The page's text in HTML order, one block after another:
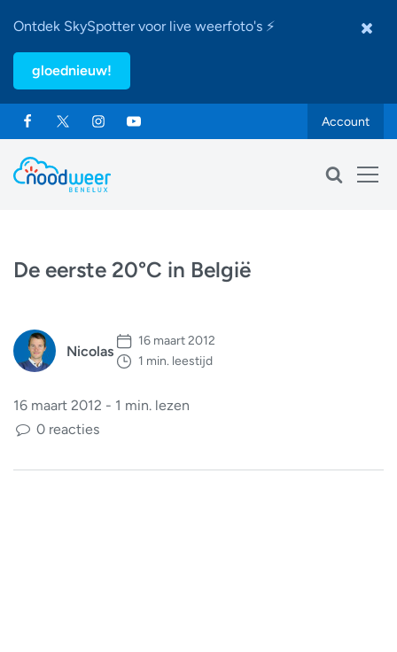
Ontdek SkySpotter voor live weerfoto's ⚡
gloednieuw!
Account
De eerste 20°C in België
Nicolas
16 maart 2012
1 min. leestijd
16 maart 2012 - 1 min. lezen
0 reacties